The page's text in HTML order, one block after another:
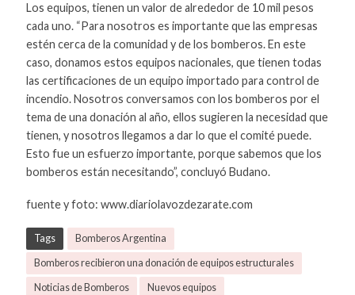
Los equipos, tienen un valor de alrededor de 10 mil pesos
cada uno. “Para nosotros es importante que las empresas
estén cerca de la comunidad y de los bomberos. En este
caso, donamos estos equipos nacionales, que tienen todas
las certificaciones de un equipo importado para control de
incendio. Nosotros conversamos con los bomberos por el
tema de una donación al año, ellos sugieren la necesidad que
tienen, y nosotros llegamos a dar lo que el comité puede.
Esto fue un esfuerzo importante, porque sabemos que los
bomberos están necesitando”, concluyó Budano.
fuente y foto: www.diariolavozdezarate.com
Tags Bomberos Argentina
Bomberos recibieron una donación de equipos estructurales
Noticias de Bomberos Nuevos equipos